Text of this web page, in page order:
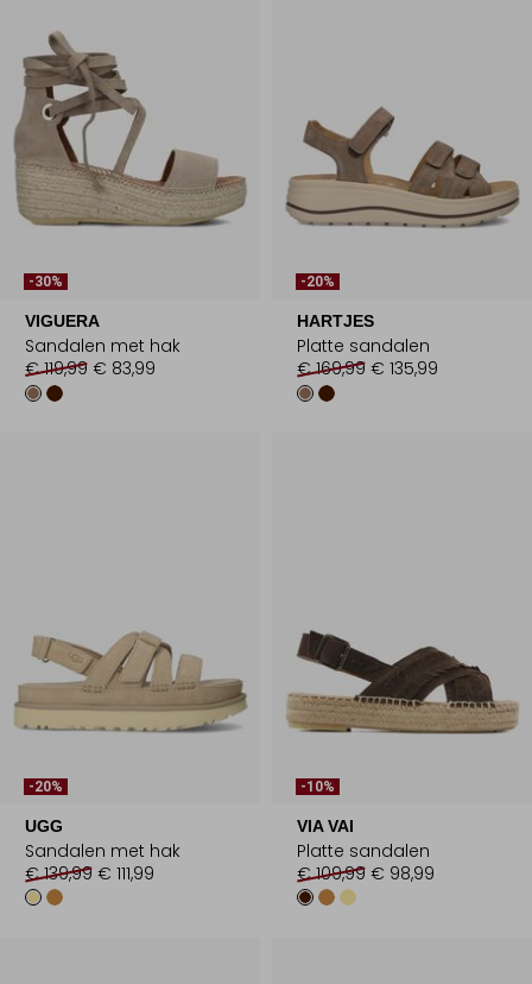
-30%
VIGUERA
Sandalen met hak
€ 119,99 € 83,99
-20%
HARTJES
Platte sandalen
€ 169,99 € 135,99
-20%
UGG
Sandalen met hak
€ 139,99 € 111,99
-10%
VIA VAI
Platte sandalen
€ 109,99 € 98,99